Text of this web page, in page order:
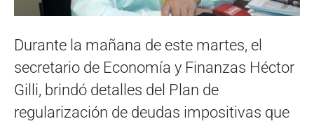
Durante la mañana de este martes, el
secretario de Economía y Finanzas Héctor
Gilli, brindó detalles del Plan de
regularización de deudas impositivas que